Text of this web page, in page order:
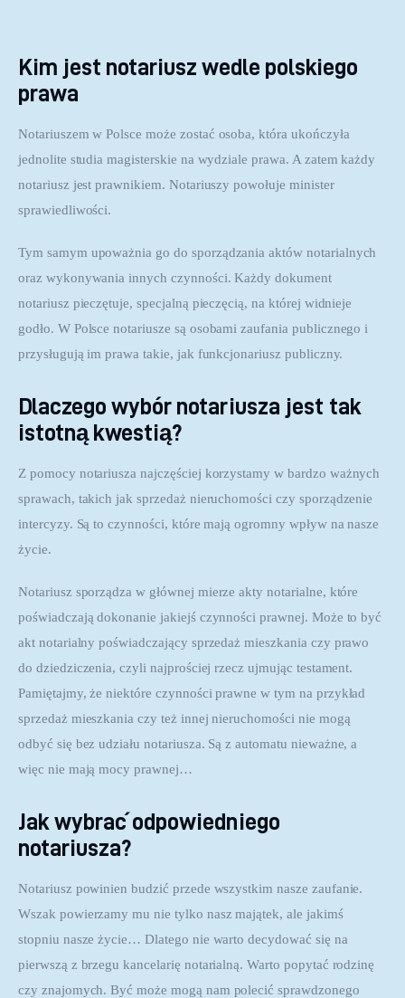
Kim jest notariusz wedle polskiego
prawa
Notariuszem w Polsce może zostać osoba, która ukończyła
jednolite studia magisterskie na wydziale prawa. A zatem każdy
notariusz jest prawnikiem. Notariuszy powołuje minister
sprawiedliwości.
Tym samym upoważnia go do sporządzania aktów notarialnych
oraz wykonywania innych czynności. Każdy dokument
notariusz pieczętuje, specjalną pieczęcią, na której widnieje
godło. W Polsce notariusze są osobami zaufania publicznego i
przysługują im prawa takie, jak funkcjonariusz publiczny.
Dlaczego wybór notariusza jest tak
istotną kwestią?
Z pomocy notariusza najczęściej korzystamy w bardzo ważnych
sprawach, takich jak sprzedaż nieruchomości czy sporządzenie
intercyzy. Są to czynności, które mają ogromny wpływ na nasze
życie.
Notariusz sporządza w głównej mierze akty notarialne, które
poświadczają dokonanie jakiejś czynności prawnej. Może to być
akt notarialny poświadczający sprzedaż mieszkania czy prawo
do dziedziczenia, czyli najprościej rzecz ujmując testament.
Pamiętajmy, że niektóre czynności prawne w tym na przykład
sprzedaż mieszkania czy też innej nieruchomości nie mogą
odbyć się bez udziału notariusza. Są z automatu nieważne, a
więc nie mają mocy prawnej…
Jak wybrać odpowiedniego
notariusza?
Notariusz powinien budzić przede wszystkim nasze zaufanie.
Wszak powierzamy mu nie tylko nasz majątek, ale jakimś
stopniu nasze życie… Dlatego nie warto decydować się na
pierwszą z brzegu kancelarię notarialną. Warto popytać rodzinę
czy znajomych. Być może mogą nam polecić sprawdzonego